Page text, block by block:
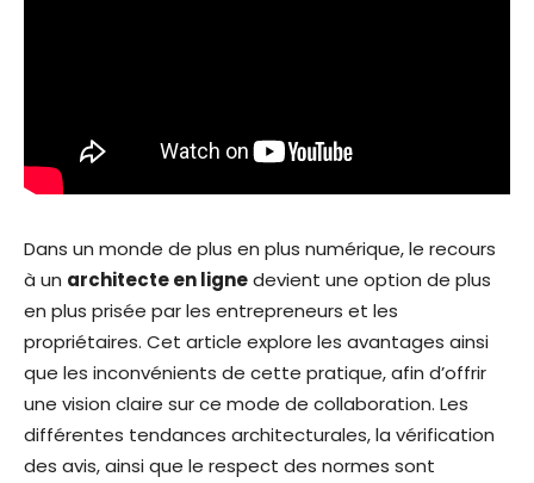
Dans un monde de plus en plus numérique, le recours
à un architecte en lignedevient une option de plus
en plus prisée par les entrepreneurs et les
propriétaires. Cet article explore les avantages ainsi
que les inconvénients de cette pratique, afin d’offrir
une vision claire sur ce mode de collaboration. Les
différentes tendances architecturales, la vérification
des avis, ainsi que le respect des normes sont